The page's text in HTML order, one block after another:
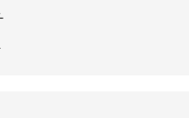
がりの5分という手軽さ！